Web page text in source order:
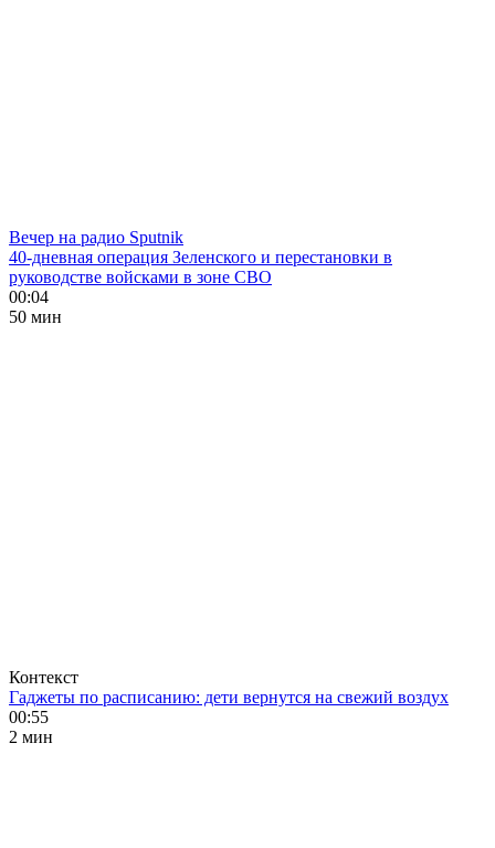
Вечер на радио Sputnik
40-дневная операция Зеленского и перестановки в
руководстве войсками в зоне СВО
00:04
50 мин
Контекст
Гаджеты по расписанию: дети вернутся на свежий воздух
00:55
2 мин